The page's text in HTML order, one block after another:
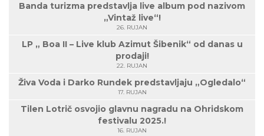
Banda turizma predstavlja live album pod nazivom
„Vintaž live“!
26. RUJAN
LP „ Boa II – Live klub Azimut Šibenik“ od danas u
prodaji!
22. RUJAN
Živa Voda i Darko Rundek predstavljaju „Ogledalo“
17. RUJAN
Tilen Lotrič osvojio glavnu nagradu na Ohridskom
festivalu 2025.!
16. RUJAN